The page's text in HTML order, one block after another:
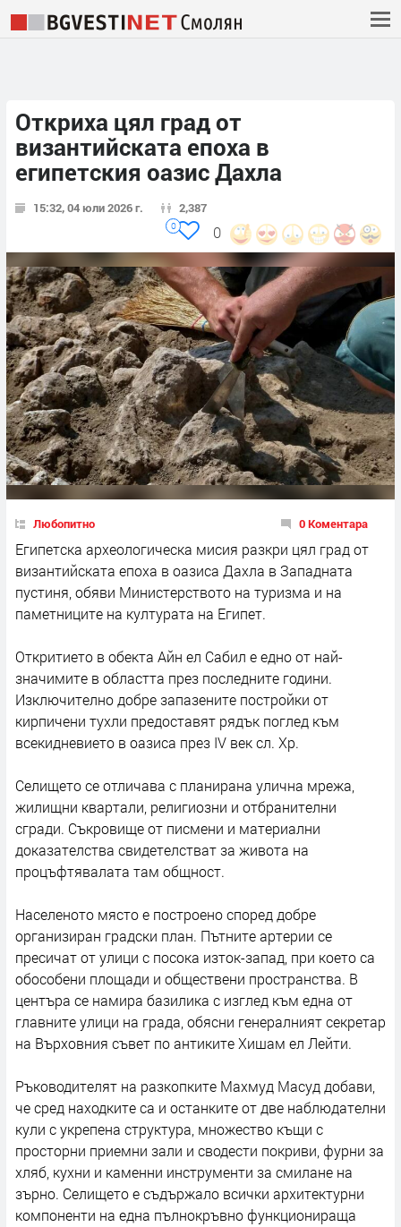
Откриха цял град от
византийската епоха в
египетския оазис Дахла
15:32, 04 юли 2026 г. 2,387
0
0
Любопитно 0 Коментара
Египетска археологическа мисия разкри цял град от
византийската епоха в оазиса Дахла в Западната
пустиня, обяви Министерството на туризма и на
паметниците на културата на Египет.
Откритието в обекта Айн ел Сабил е едно от най-
значимите в областта през последните години.
Изключително добре запазените постройки от
кирпичени тухли предоставят рядък поглед към
всекидневието в оазиса през IV век сл. Хр.
Селището се отличава с планирана улична мрежа,
жилищни квартали, религиозни и отбранителни
сгради. Съкровище от писмени и материални
доказателства свидетелстват за живота на
процъфтявалата там общност.
Населеното място е построено според добре
организиран градски план. Пътните артерии се
пресичат от улици с посока изток-запад, при което са
обособени площади и обществени пространства. В
центъра се намира базилика с изглед към една от
главните улици на града, обясни генералният секретар
на Върховния съвет по антиките Хишам ел Лейти.
Ръководителят на разкопките Махмуд Масуд добави,
че сред находките са и останките от две наблюдателни
кули с укрепена структура, множество къщи с
просторни приемни зали и сводести покриви, фурни за
хляб, кухни и каменни инструменти за смилане на
зърно. Селището е съдържало всички архитектурни
компоненти на една пълнокръвно функционираща